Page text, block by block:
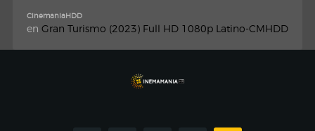
CinemaniaHDD
en Gran Turismo (2023) Full HD 1080p Latino-CMHDD